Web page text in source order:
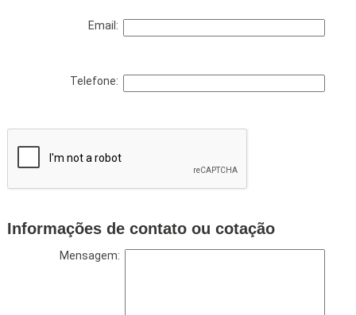
Email:
Telefone:
Informações de contato ou cotação
Mensagem: